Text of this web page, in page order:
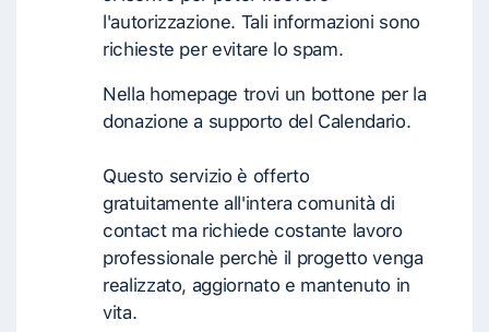
l'autorizzazione. Tali informazioni sono
richieste per evitare lo spam.
Nella homepage trovi un bottone per la
donazione a supporto del Calendario.
Questo servizio è offerto
gratuitamente all'intera comunità di
contact ma richiede costante lavoro
professionale perchè il progetto venga
realizzato, aggiornato e mantenuto in
vita.